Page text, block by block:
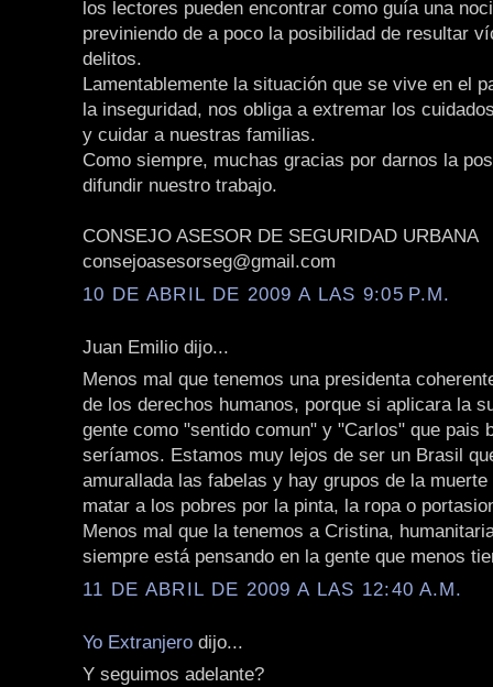
los lectores pueden encontrar como guía una
previniendo de a poco la posibilidad de resultar
delitos.
Lamentablemente la situación que se vive en el
la inseguridad, nos obliga a extremar los
y cuidar a nuestras familias.
Como siempre, muchas gracias por darnos la
difundir nuestro trabajo.
CONSEJO ASESOR DE SEGURIDAD URBANA
consejoasesorseg@gmail.com
10 DE ABRIL DE 2009 A LAS 9:05 P.M.
Juan Emilio dijo...
Menos mal que tenemos una presidenta
de los derechos humanos, porque si aplicara la
gente como "sentido comun" y "Carlos" que pais
seríamos. Estamos muy lejos de ser un Brasil
amurallada las fabelas y hay grupos de la muerte
matar a los pobres por la pinta, la ropa o
Menos mal que la tenemos a Cristina,
siempre está pensando en la gente que menos
11 DE ABRIL DE 2009 A LAS 12:40 A.M.
Yo Extranjero dijo...
Y seguimos adelante?